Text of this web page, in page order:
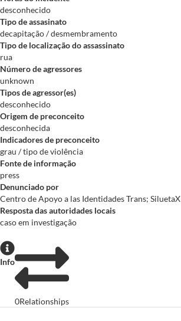
desconhecido
Tipo de assasinato
decapitação / desmembramento
Tipo de localização do assassinato
rua
Número de agressores
unknown
Tipos de agressor(es)
desconhecido
Origem de preconceito
desconhecida
Indicadores de preconceito
grau / tipo de violência
Fonte de informação
press
Denunciado por
Centro de Apoyo a las Identidades Trans; SiluetaX
Resposta das autoridades locais
caso em investigação
Info
0Relationships